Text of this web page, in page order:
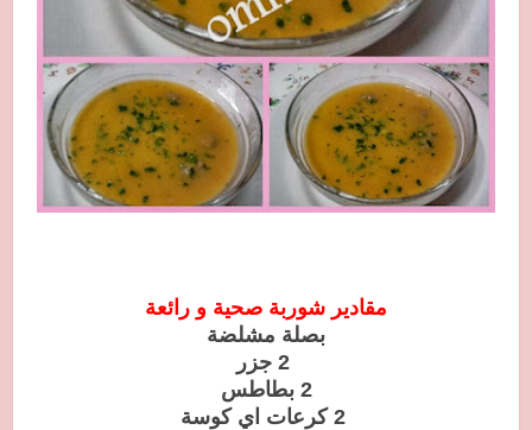
مقادير شوربة صحية و رائعة
بصلة مشلضة
2 بطاطس